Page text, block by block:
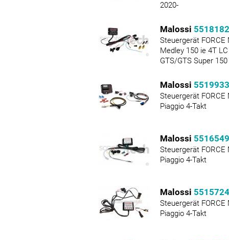
2020-
Malossi 5518182
Steuergerät FORCE
Medley 150 ie 4T
GTS/GTS Super
Malossi 5519933
Steuergerät FORCE
Piaggio 4-Takt
Malossi 5516549
Steuergerät FORCE
Piaggio 4-Takt
Malossi 5515724
Steuergerät FORCE
Piaggio 4-Takt